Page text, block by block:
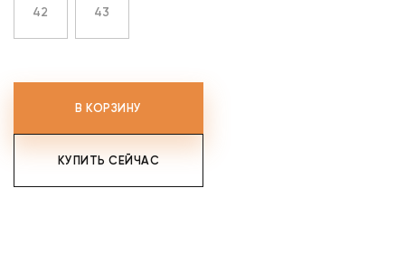
42 43
В КОРЗИНУ
КУПИТЬ СЕЙЧАС